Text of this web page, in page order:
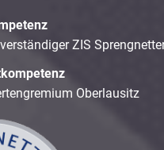
ZIS
Oberlausitz